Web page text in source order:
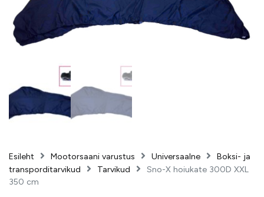
Esileht Mootorsaani varustus Universaalne
Boksi- ja
transporditarvikud
Tarvikud
Sno-X hoiukate 300D XXL
350 cm